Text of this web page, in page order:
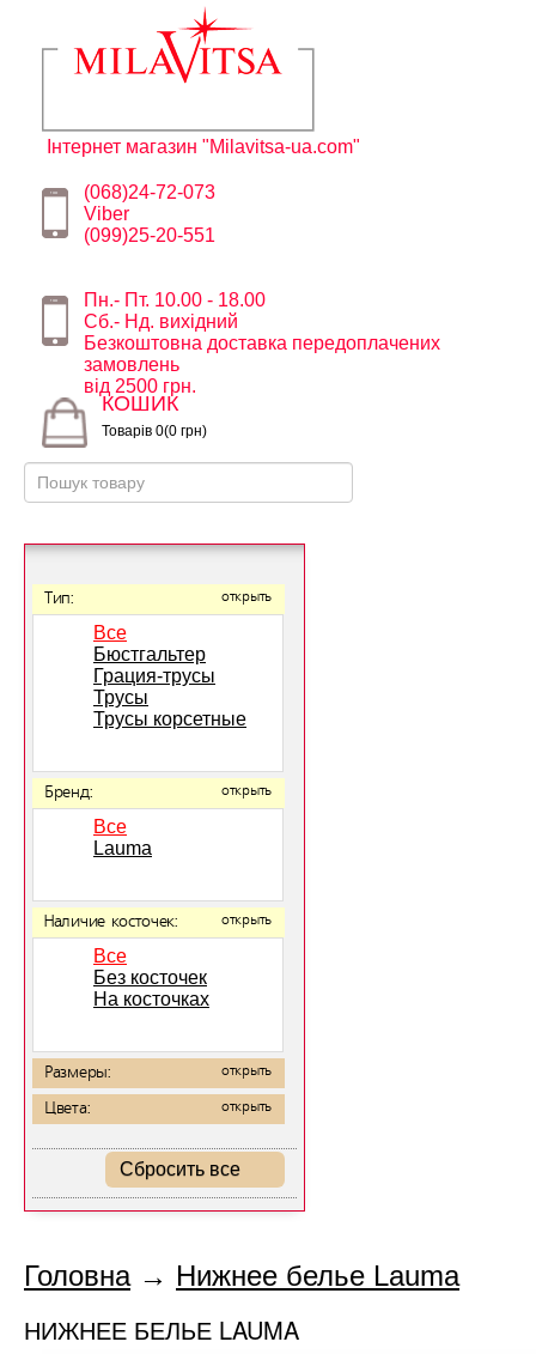
Інтернет магазин "Milavitsa-ua.com"
(068)24-72-073
Viber
(099)25-20-551
Пн.- Пт. 10.00 - 18.00
Сб.- Нд. вихідний
Безкоштовна доставка передоплачених
замовлень
від 2500 грн.
КОШИК
Товарів 0(0 грн)
Тип: открыть
Все
Бюстгальтер
Грация-трусы
Трусы
Трусы корсетные
Бренд: открыть
Все
Lauma
Наличие косточек: открыть
Все
Без косточек
На косточках
Размеры: открыть
Цвета: открыть
Сбросить все
Головна→ Нижнее белье Lauma
НИЖНЕЕ БЕЛЬЕ LAUMA